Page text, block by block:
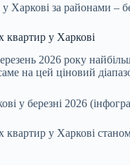
Харкові за районами –
квартир у Харкові
2026 року
на цей ціновий
у Харкові